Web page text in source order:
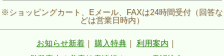
※ショッピングカート、Eメール、FAXは24時間受付（回答な
どは営業日時内）
お知らせ新着｜ 購入特典｜ 利用案内